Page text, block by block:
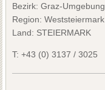
Bezirk: Graz-Umgebung
Region: Weststeiermark
Land: STEIERMARK
T: +43 (0) 3137 / 3025